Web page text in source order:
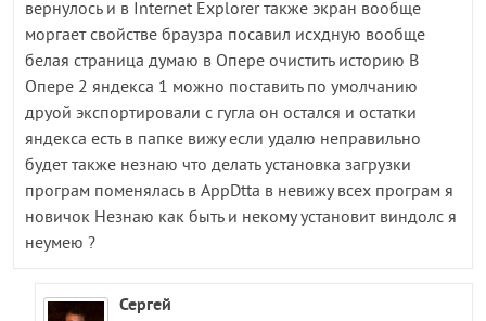
вернулось и в Internet Explorer также экран вообще
моргает свойстве браузра посавил исхдную вообще
белая страница думаю в Опере очистить историю В
Опере 2 яндекса 1 можно поставить по умолчанию
друой экспортировали с гугла он остался и остатки
яндекса есть в папке вижу если удалю неправильно
будет также незнаю что делать установка загрузки
програм поменялась в AppDtta в невижу всех програм я
новичок Незнаю как быть и некому установит виндолс я
неумею ?
Сергей